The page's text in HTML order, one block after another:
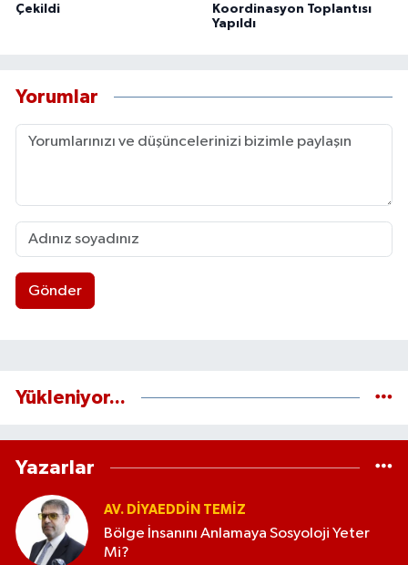
Çekildi
Koordinasyon Toplantısı
Yapıldı
Yorumlar
Gönder
Yükleniyor...
Yazarlar
AV. DIYAEDDIN TEMIZ
Bölge İnsanını Anlamaya Sosyoloji Yeter
Mi?